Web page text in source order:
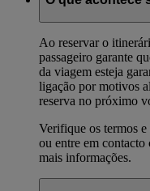
Ao reservar o
passageiro garante
da viagem esteja
ligação por motivos
reserva no próximo
Verifique os termos
ou entre em contacto
mais informações.